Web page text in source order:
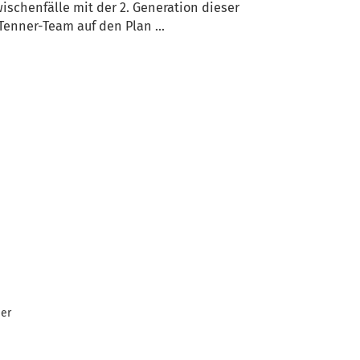
mit der 2. Generation dieser
Team auf den Plan ...